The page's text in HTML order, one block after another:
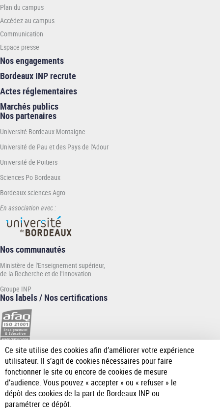
ENSC
Plan du campus
Accédez au campus
Communication
Espace presse
Nos engagements
Bordeaux INP recrute
Actes réglementaires
Marchés publics
Nos partenaires
Université Bordeaux Montaigne
Université de Pau et des Pays de l'Adour
Université de Poitiers
Sciences Po Bordeaux
Bordeaux sciences Agro
En association avec :
Nos communautés
Ministère de l'Enseignement supérieur,
de la Recherche et de l'Innovation
Groupe INP
Nos labels / Nos certifications
Ce site utilise des cookies afin d’améliorer votre expérience
utilisateur. Il s’agit de cookies nécessaires pour faire
fonctionner le site ou encore de cookies de mesure
d’audience. Vous pouvez « accepter » ou « refuser » le
dépôt des cookies de la part de Bordeaux INP ou
paramétrer ce dépôt.